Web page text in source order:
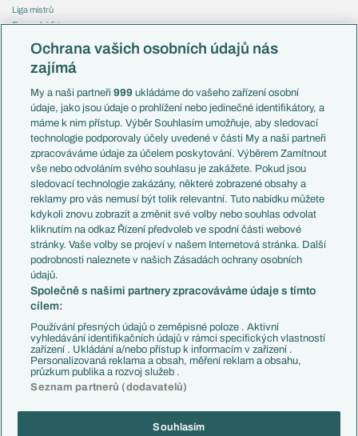
Liga mistrů
Evropská liga
Mistrovství světa
Liga národů
Témata
Představení týmů MS
EuroSkauting
PL v kostce
Evropské koeficienty
Přestupy
Přestupové spekulace
Zranění
Kluby
Arsenal FC
Chelsea FC
Manchester United
AC Milán
Juventus FC
Bayern Mnichov
FC Barcelona
Real Madrid
Česko
Francie
Itálie
Německo
Španělsko
Argentina
Brazílie
Přestupy
Zápasy
Livescore
Tipovací soutěž
Ochrana vašich osobních údajů nás
zajímá
My a naši partneři999 ukládáme do vašeho zařízení osobní
údaje, jako jsou údaje o prohlížení nebo jedinečné identifikátory, a
máme k nim přístup. Výběr Souhlasím umožňuje, aby sledovací
technologie podporovaly účely uvedené v části My a naši partneři
zpracováváme údaje za účelem poskytování. Výběrem Zamítnout
vše nebo odvoláním svého souhlasu je zakážete. Pokud jsou
sledovací technologie zakázány, některé zobrazené obsahy a
reklamy pro vás nemusí být tolik relevantní. Tuto nabídku můžete
kdykoli znovu zobrazit a změnit své volby nebo souhlas odvolat
kliknutím na odkaz Řízení předvoleb ve spodní části webové
stránky. Vaše volby se projeví v našem Internetová stránka. Další
podrobnosti naleznete v našich Zásadách ochrany osobních
údajů.
Společně s našimi partnery zpracováváme údaje s tímto
cílem:
Používání přesných údajů o zeměpisné poloze . Aktivní
vyhledávání identifikačních údajů v rámci specifických vlastností
zařízení . Ukládání a/nebo přístup k informacím v zařízení .
Personalizovaná reklama a obsah, měření reklam a obsahu,
průzkum publika a rozvoj služeb .
Seznam partnerů (dodavatelů)
Souhlasím